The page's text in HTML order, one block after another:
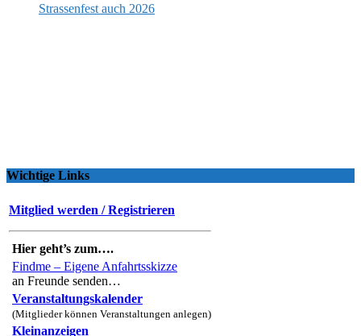
Strassenfest auch 2026
Wichtige Links
Mitglied werden / Registrieren
Hier geht’s zum….
Findme – Eigene Anfahrtsskizze
an Freunde senden…
Veranstaltungskalender
(Mitglieder können Veranstaltungen anlegen)
Kleinanzeigen